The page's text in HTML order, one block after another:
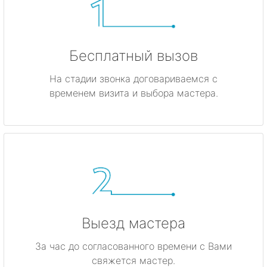
Бесплатный вызов
На стадии звонка договариваемся с
временем визита и выбора мастера.
Выезд мастера
За час до согласованного времени с Вами
свяжется мастер.